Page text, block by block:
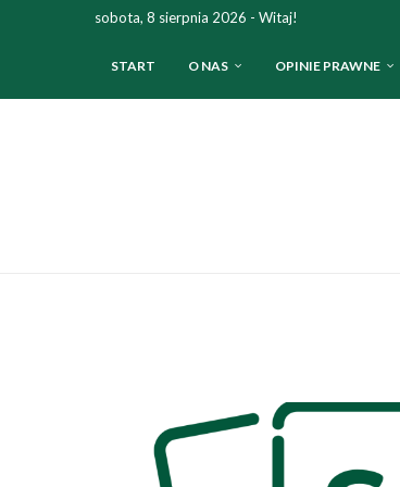
sobota, 8 sierpnia 2026 - Witaj!
START O NAS OPINIE PRAWNE